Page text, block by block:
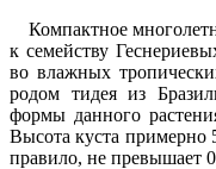
Компактное
к семейству
во влажных
родом тидея из
формы данного
Высота куста примерно
правило, не превышает